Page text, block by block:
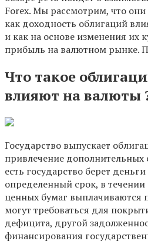
Forex. Мы рассмотрим, что они
как доходность облигаций
и как на основе изменения их
прибыль на валютном рынке.
Что такое
влияют на валюты
Государство выпускает
привлечение дополнительных
есть государство берет
определенный срок, в
ценных бумаг выплачиваются
могут требоваться для
дефицита, другой
финансирования